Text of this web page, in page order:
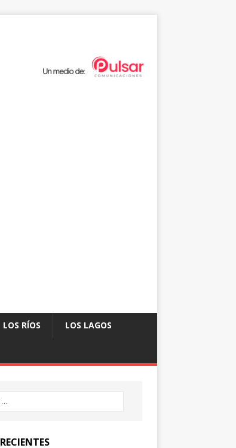
LOS RÍOS LOS LAGOS